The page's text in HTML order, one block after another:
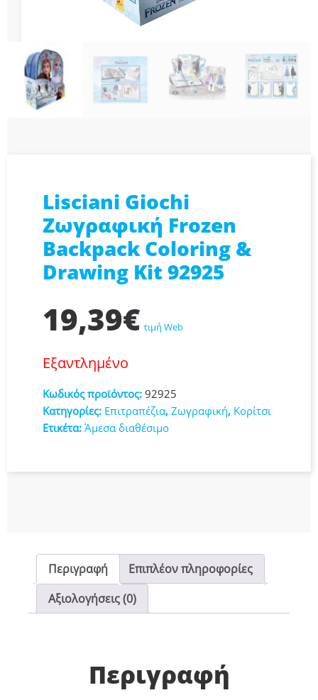
Lisciani Giochi
Ζωγραφική Frozen
Backpack Coloring &
Drawing Kit 92925
19,39€ τιμή Web
Εξαντλημένο
Κωδικός προϊόντος: 92925
Κατηγορίες: Επιτραπέζια, Ζωγραφική, Κορίτσι
Ετικέτα: Άμεσα διαθέσιμο
Περιγραφή
Επιπλέον πληροφορίες
Αξιολογήσεις (0)
Περιγραφή